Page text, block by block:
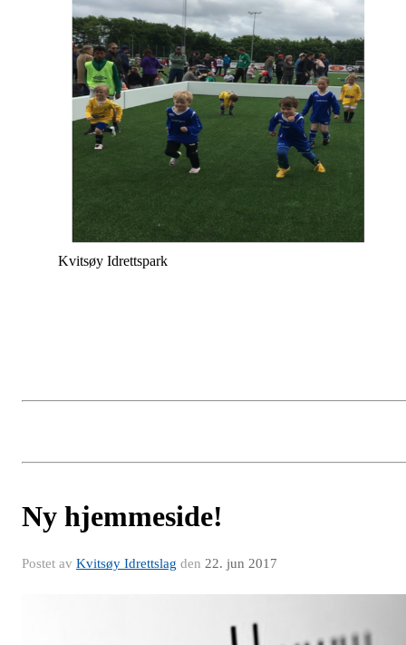
Kvitsøy Idrettspark
Ny hjemmeside!
Postet av Kvitsøy Idrettslag den 22. jun 2017